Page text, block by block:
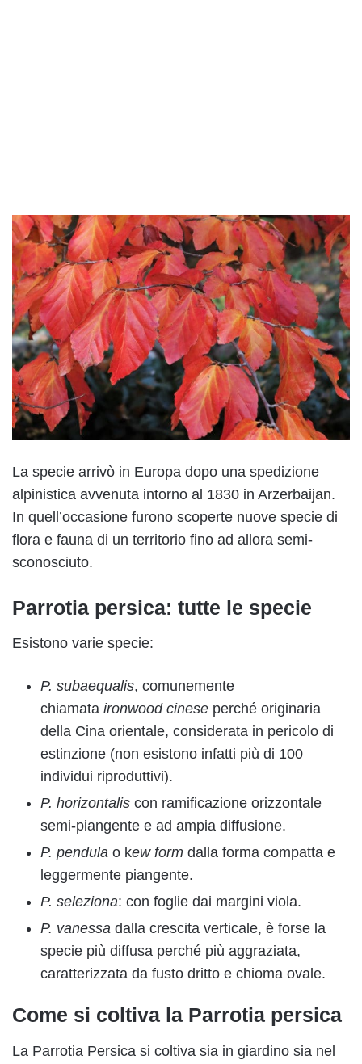
La specie arrivò in Europa dopo una spedizione
alpinistica avvenuta intorno al 1830 in Arzerbaijan.
In quell’occasione furono scoperte nuove specie di
flora e fauna di un territorio fino ad allora semi-
sconosciuto.
Parrotia persica: tutte le specie
Esistono varie specie:
P. subaequalis, comunemente
chiamata ironwood cinese perché originaria
della Cina orientale, considerata in pericolo di
estinzione (non esistono infatti più di 100
individui riproduttivi).
P. horizontalis con ramificazione orizzontale
semi-piangente e ad ampia diffusione.
P. pendula o kew form dalla forma compatta e
leggermente piangente.
P. seleziona: con foglie dai margini viola.
P. vanessa dalla crescita verticale, è forse la
specie più diffusa perché più aggraziata,
caratterizzata da fusto dritto e chioma ovale.
Come si coltiva la Parrotia persica
La Parrotia Persica si coltiva sia in giardino sia nel